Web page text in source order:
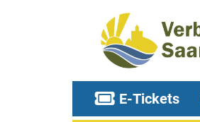
E-Tickets